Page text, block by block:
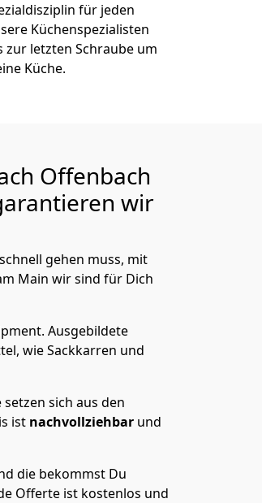
für jeden
Küchenspezialisten
zur letzten Schraube um
Küche.
Offenbach
wir
gehen muss, mit
Main wir sind für Dich
Ausgebildete
wie Sackkarren und
setzen sich aus den
ist nachvollziehbar und
die bekommst Du
Offerte ist kostenlos und